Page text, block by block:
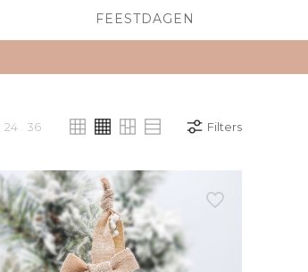
FEESTDAGEN
24 36 Filters